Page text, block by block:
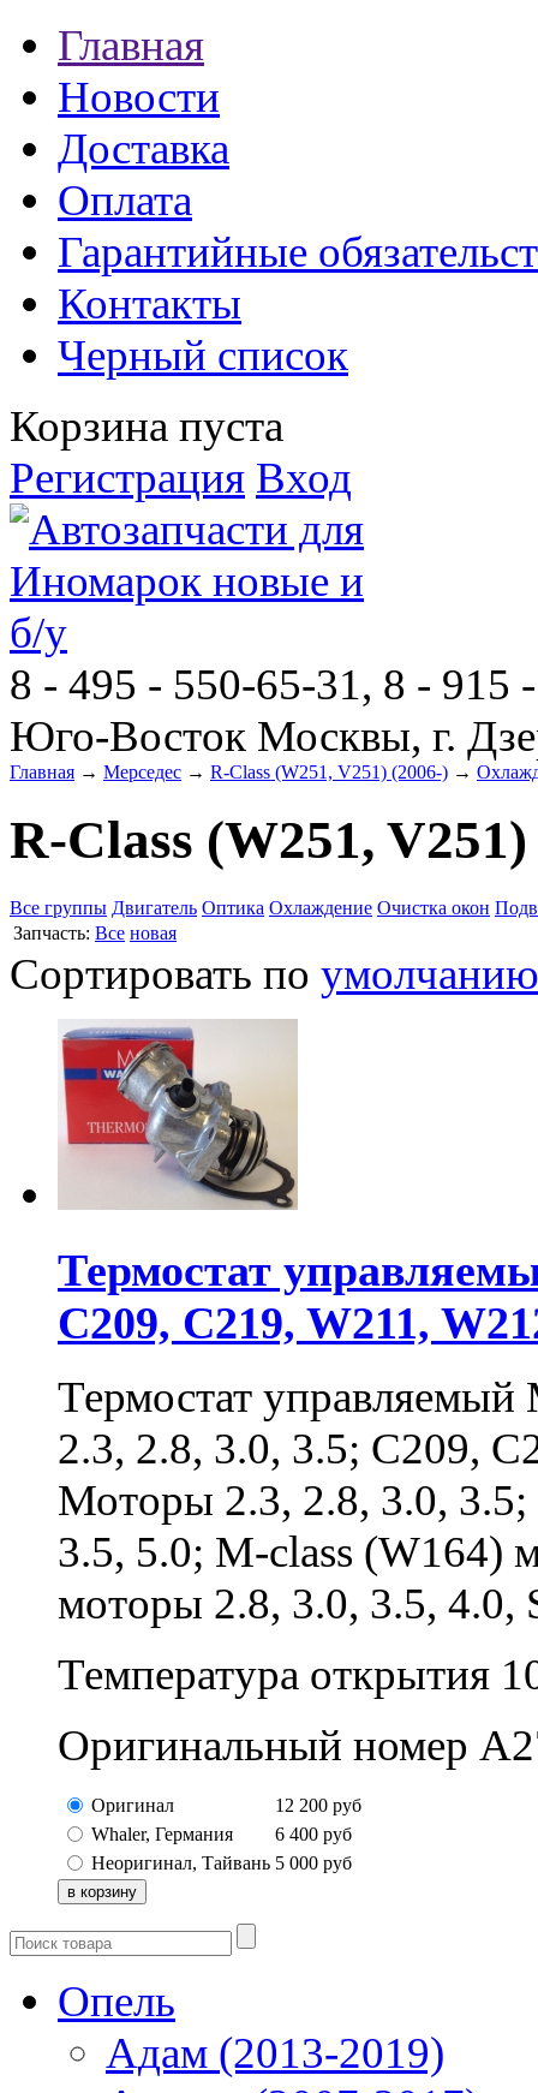
Главная
Новости
Доставка
Оплата
Гарантийные
Контакты
Черный список
Корзина пуста
Регистрация Вход
8 - 495 - 550-65-31, 8 - 915
Юго-Восток Москвы, г.
Главная → Мерседес → R-Class (W251, V251) (2006-) →
R-Class (W251,
Все группы Двигатель Оптика Охлаждение Очистка окон
Запчасть: Все новая
Сортировать по умолчанию
Термостат
C209, C219, W211,
Термостат
2.3, 2.8, 3.0, 3.5; C209,
Моторы 2.3, 2.8, 3.0,
3.5, 5.0; M-class (W164)
моторы 2.8, 3.0, 3.5,
Температура открытия
Оригинальный номер
Оригинал 12 200 руб
Whaler, Германия
6 400 руб
Неоригинал, Тайвань 5 000 руб
Опель
Адам (2013-2019)